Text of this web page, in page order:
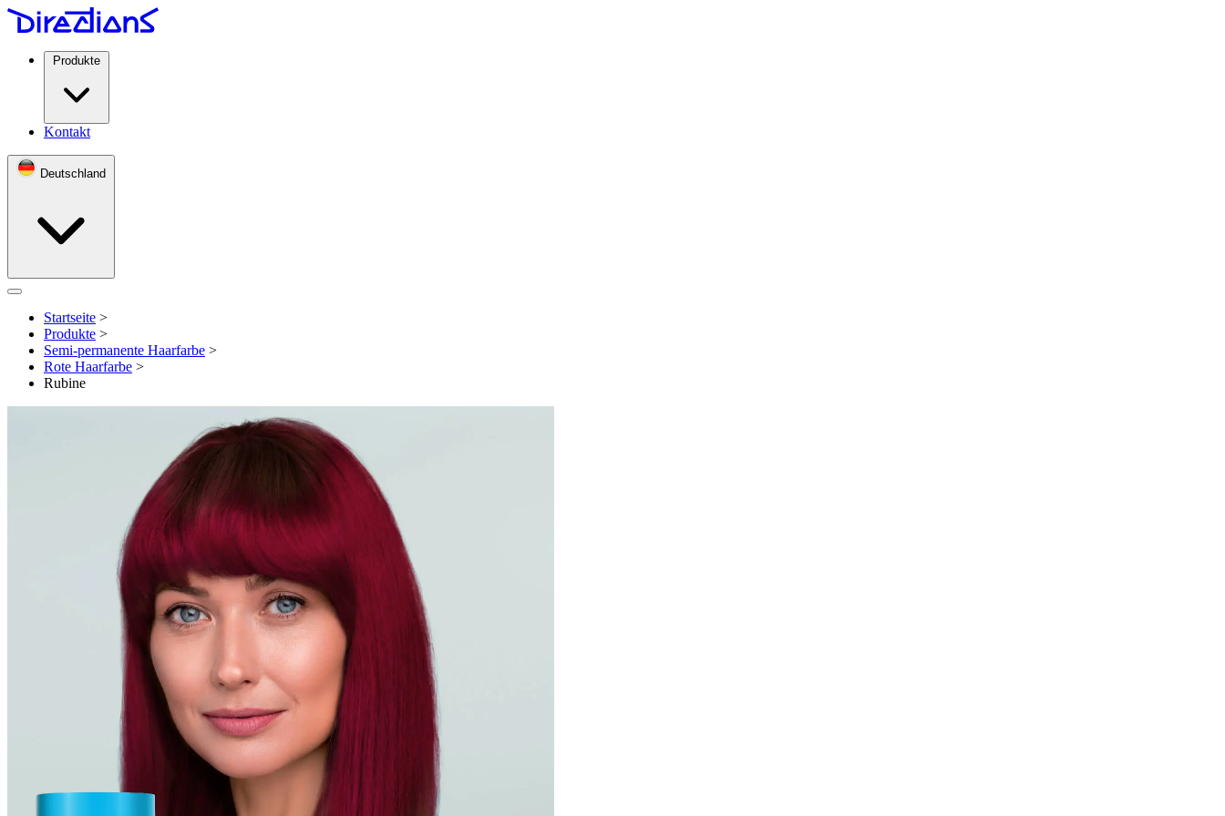
Produkte
Kontakt
Deutschland
Open menu
Startseite >
Produkte >
Semi-permanente Haarfarbe >
Rote Haarfarbe >
Rubine